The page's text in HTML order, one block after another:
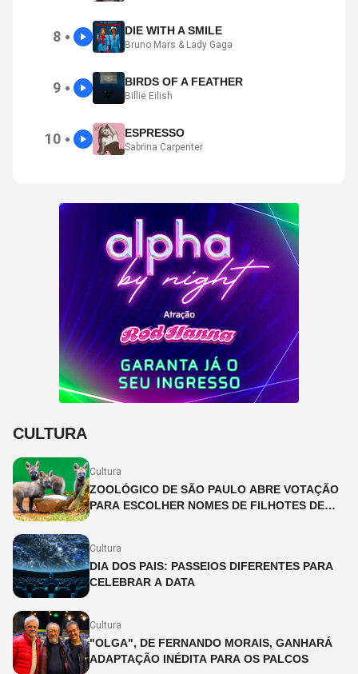
8 ● DIE WITH A SMILE
Bruno Mars & Lady Gaga
9 ● BIRDS OF A FEATHER
Billie Eilish
10 ● ESPRESSO
Sabrina Carpenter
CULTURA
Cultura
ZOOLÓGICO DE SÃO PAULO ABRE VOTAÇÃO
PARA ESCOLHER NOMES DE FILHOTES DE
Cultura
DIA DOS PAIS: PASSEIOS DIFERENTES PARA
CELEBRAR A DATA
Cultura
"OLGA", DE FERNANDO MORAIS, GANHARÁ
ADAPTAÇÃO INÉDITA PARA OS PALCOS